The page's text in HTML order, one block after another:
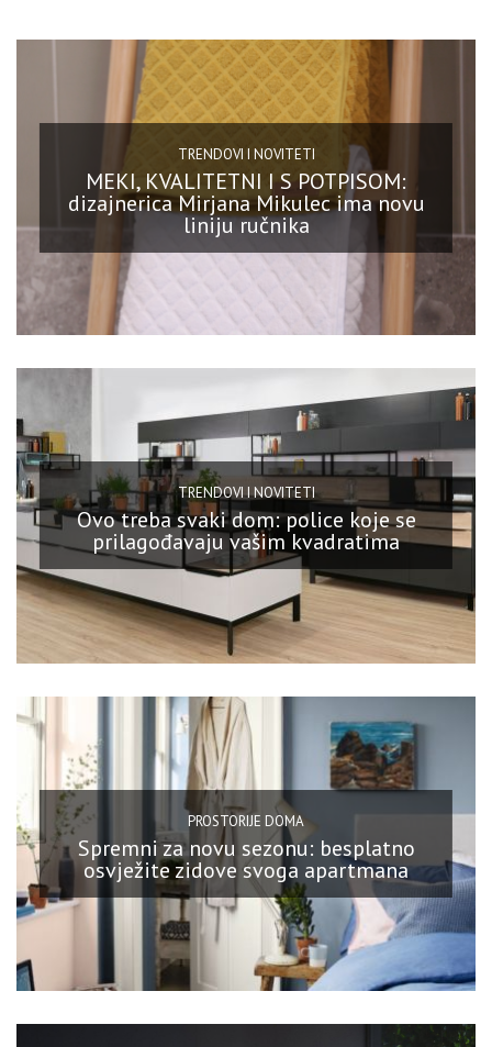
TRENDOVI I NOVITETI
MEKI, KVALITETNI I S POTPISOM:
dizajnerica Mirjana Mikulec ima novu
liniju ručnika
TRENDOVI I NOVITETI
Ovo treba svaki dom: police koje se
prilagođavaju vašim kvadratima
PROSTORIJE DOMA
Spremni za novu sezonu: besplatno
osvježite zidove svoga apartmana